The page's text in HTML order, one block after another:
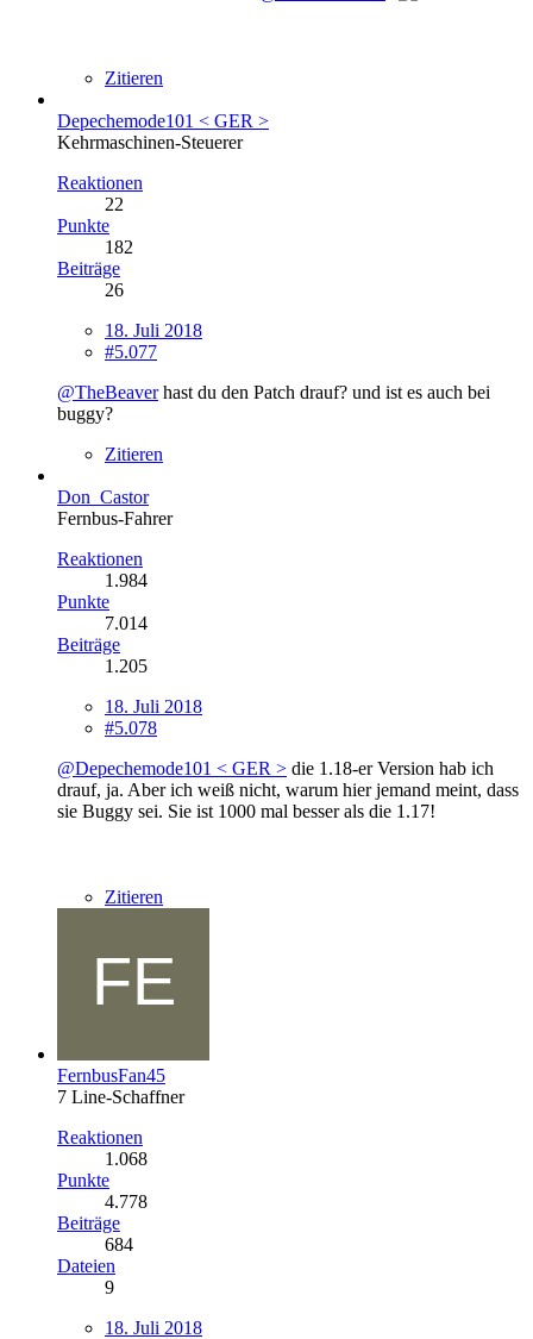
Zitieren
Depechemode101 < GER >
Kehrmaschinen-Steuerer
Reaktionen
22
Punkte
182
Beiträge
26
18. Juli 2018
#5.077
@TheBeaverhast du den Patch drauf? und ist es auch bei
buggy?
Zitieren
Don_Castor
Fernbus-Fahrer
Reaktionen
1.984
Punkte
7.014
Beiträge
1.205
18. Juli 2018
#5.078
@Depechemode101 < GER > die 1.18-er Version hab ich
drauf, ja. Aber ich weiß nicht, warum hier jemand meint, dass
sie Buggy sei. Sie ist 1000 mal besser als die 1.17!
Zitieren
FernbusFan45
7 Line-Schaffner
Reaktionen
1.068
Punkte
4.778
Beiträge
684
Dateien
9
18. Juli 2018